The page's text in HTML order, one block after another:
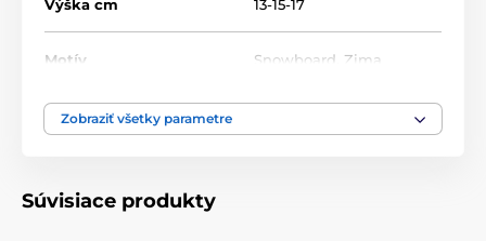
Výška cm 13-15-17
Motív Snowboard Zima
Produktový rad
Zobraziť všetky parametre
Súvisiace produkty